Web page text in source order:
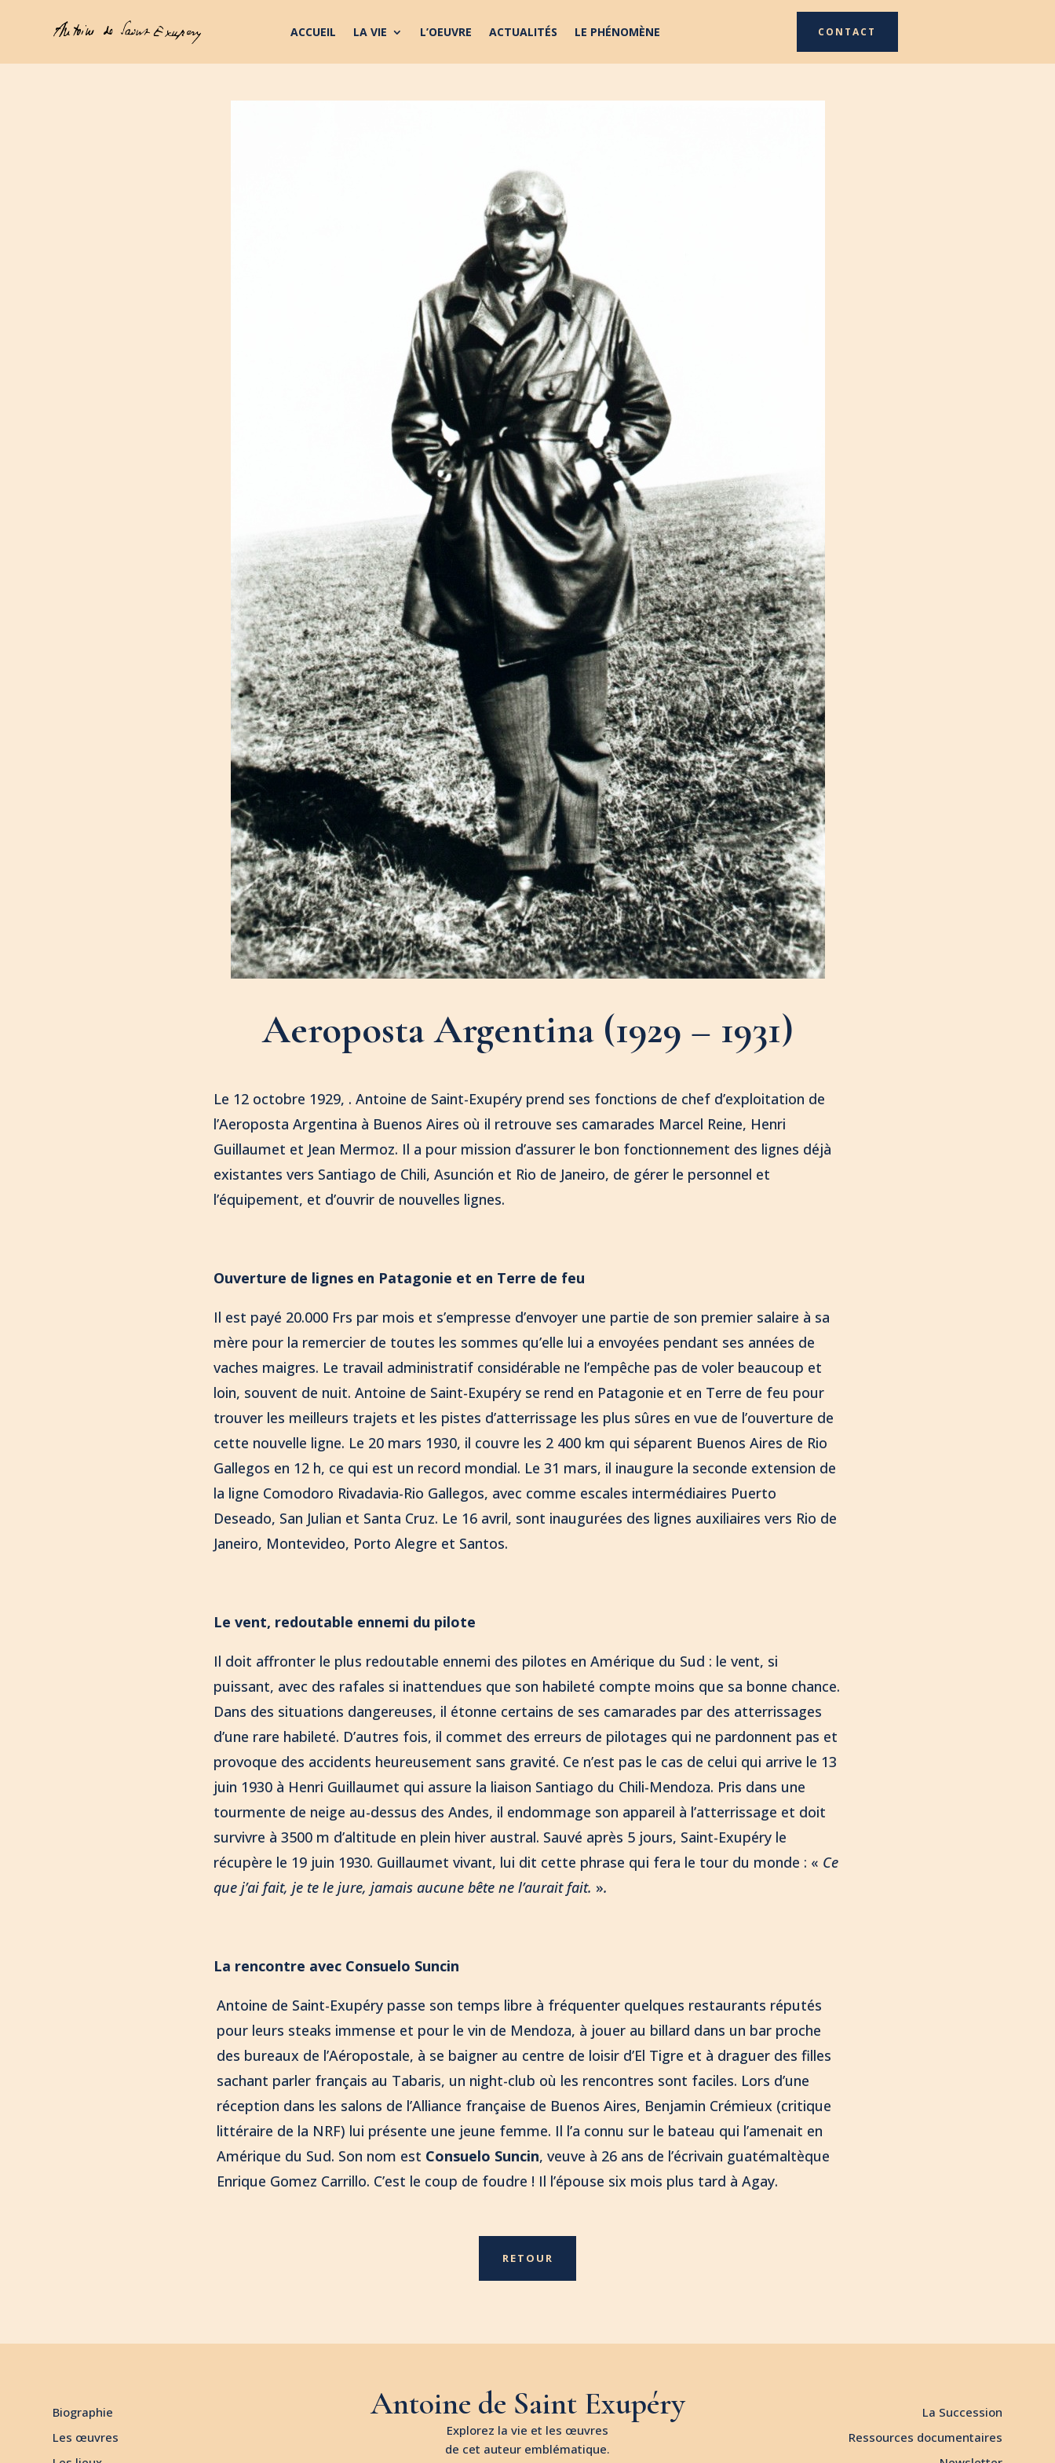
ACCUEIL LA VIE L’OEUVRE ACTUALITÉS LE PHÉNOMÈNE CONTACT
Aeroposta Argentina (1929 – 1931)
Le 12 octobre 1929, . Antoine de Saint-Exupéry prend ses fonctions de chef d’exploitation de
l’Aeroposta Argentina à Buenos Aires où il retrouve ses camarades Marcel Reine, Henri
Guillaumet et Jean Mermoz. Il a pour mission d’assurer le bon fonctionnement des lignes déjà
existantes vers Santiago de Chili, Asunción et Rio de Janeiro, de gérer le personnel et
l’équipement, et d’ouvrir de nouvelles lignes.
Ouverture de lignes en Patagonie et en Terre de feu
Il est payé 20.000 Frs par mois et s’empresse d’envoyer une partie de son premier salaire à sa
mère pour la remercier de toutes les sommes qu’elle lui a envoyées pendant ses années de
vaches maigres. Le travail administratif considérable ne l’empêche pas de voler beaucoup et
loin, souvent de nuit. Antoine de Saint-Exupéry se rend en Patagonie et en Terre de feu pour
trouver les meilleurs trajets et les pistes d’atterrissage les plus sûres en vue de l’ouverture de
cette nouvelle ligne. Le 20 mars 1930, il couvre les 2 400 km qui séparent Buenos Aires de Rio
Gallegos en 12 h, ce qui est un record mondial. Le 31 mars, il inaugure la seconde extension de
la ligne Comodoro Rivadavia-Rio Gallegos, avec comme escales intermédiaires Puerto
Deseado, San Julian et Santa Cruz. Le 16 avril, sont inaugurées des lignes auxiliaires vers Rio de
Janeiro, Montevideo, Porto Alegre et Santos.
Le vent, redoutable ennemi du pilote
Il doit affronter le plus redoutable ennemi des pilotes en Amérique du Sud : le vent, si
puissant, avec des rafales si inattendues que son habileté compte moins que sa bonne chance.
Dans des situations dangereuses, il étonne certains de ses camarades par des atterrissages
d’une rare habileté. D’autres fois, il commet des erreurs de pilotages qui ne pardonnent pas et
provoque des accidents heureusement sans gravité. Ce n’est pas le cas de celui qui arrive le 13
juin 1930 à Henri Guillaumet qui assure la liaison Santiago du Chili-Mendoza. Pris dans une
tourmente de neige au-dessus des Andes, il endommage son appareil à l’atterrissage et doit
survivre à 3500 m d’altitude en plein hiver austral. Sauvé après 5 jours, Saint-Exupéry le
récupère le 19 juin 1930. Guillaumet vivant, lui dit cette phrase qui fera le tour du monde : « Ce
que j’ai fait, je te le jure, jamais aucune bête ne l’aurait fait. ».
La rencontre avec Consuelo Suncin
Antoine de Saint-Exupéry passe son temps libre à fréquenter quelques restaurants réputés
pour leurs steaks immense et pour le vin de Mendoza, à jouer au billard dans un bar proche
des bureaux de l’Aéropostale, à se baigner au centre de loisir d’El Tigre et à draguer des filles
sachant parler français au Tabaris, un night-club où les rencontres sont faciles. Lors d’une
réception dans les salons de l’Alliance française de Buenos Aires, Benjamin Crémieux (critique
littéraire de la NRF) lui présente une jeune femme. Il l’a connu sur le bateau qui l’amenait en
Amérique du Sud. Son nom est Consuelo Suncin, veuve à 26 ans de l’écrivain guatémaltèque
Enrique Gomez Carrillo. C’est le coup de foudre ! Il l’épouse six mois plus tard à Agay.
RETOUR
Biographie
Les œuvres
Antoine de Saint Exupéry
Explorez la vie et les œuvres
de cet auteur emblématique.
La Succession
Ressources documentaires